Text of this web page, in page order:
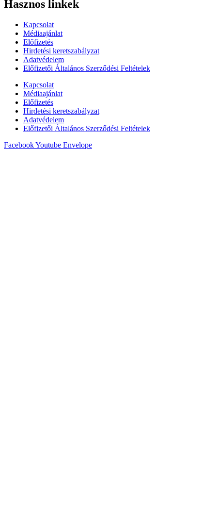
Hasznos linkek
Kapcsolat
Médiaajánlat
Előfizetés
Hirdetési keretszabályzat
Adatvédelem
Előfizetői Általános Szerződési Feltételek
Kapcsolat
Médiaajánlat
Előfizetés
Hirdetési keretszabályzat
Adatvédelem
Előfizetői Általános Szerződési Feltételek
FacebookYoutube Envelope